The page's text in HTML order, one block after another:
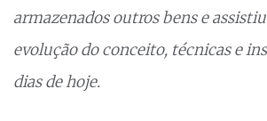
armazenados outros bens e
evolução do conceito, técnicas e
dias de hoje.